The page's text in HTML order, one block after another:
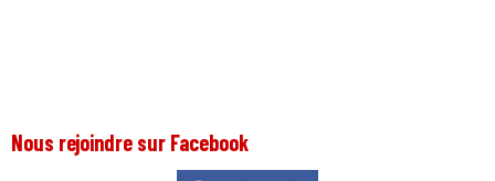
Nous rejoindre sur Facebook